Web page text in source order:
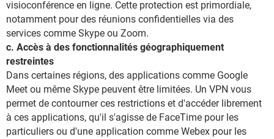
visioconférence en ligne. Cette protection est primordiale,
notamment pour des réunions confidentielles via des
services comme Skype ou Zoom.
c. Accès à des fonctionnalités géographiquement
restreintes
Dans certaines régions, des applications comme Google
Meet ou même Skype peuvent être limitées. Un VPN vous
permet de contourner ces restrictions et d'accéder librement
à ces applications, qu'il s'agisse de FaceTime pour les
particuliers ou d'une application comme Webex pour les